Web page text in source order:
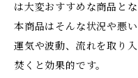
は大変おすすめな商品とな
本商品はそんな状況や悪
運気や波動、流れを取り
焚くと効果的です。